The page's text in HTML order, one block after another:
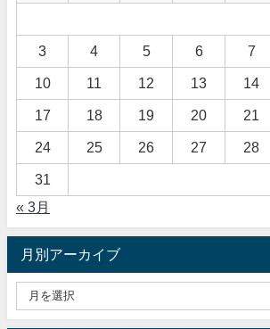
3 4 5 6 7
10 11 12 13 14
17 18 19 20 21
24 25 26 27 28
31
« 3月
月別アーカイブ